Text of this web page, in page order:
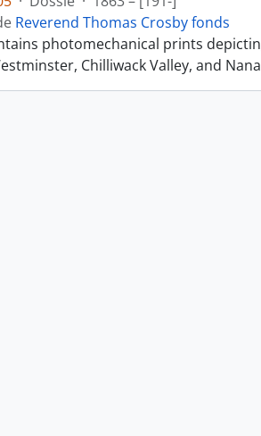
Reverend Thomas Crosby fonds
photomechanical prints
Chilliwack Valley, and